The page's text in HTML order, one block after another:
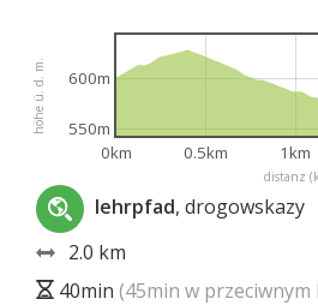
distanz
höhe ü. d. m.
0km 0.5km 1km
550m
600m
lehrpfad, drogowskazy
2.0 km
40min (45min w